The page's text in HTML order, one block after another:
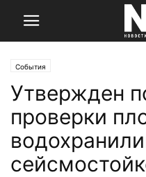
События
Утвержден
проверки